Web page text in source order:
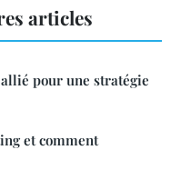
articles
pour une stratégie
et comment